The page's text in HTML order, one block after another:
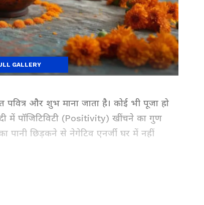
पवित्र और शुभ माना जाता है। कोई भी पूजा हो
में पॉजिटिविटी (Positivity) खींचने का गुण
पानी छिड़कने से नेगेटिव एनर्जी घर में नहीं
GALLERY